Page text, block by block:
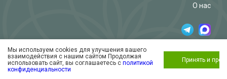
О нас
© 2026
Обработка и защита персональных данных
Согласие на обработку персональных
данных
Салон-магазин
«Флёр»
Мы используем cookies для улучшения вашего
взаимодействия с нашим сайтом Продолжая
использовать сайт, вы соглашаетесь с политикой
конфиденциальности
Принять и